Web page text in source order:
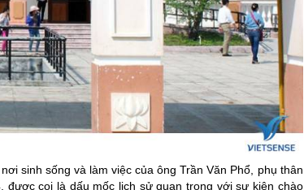
sinh sống và làm việc của ông Trần Văn Phổ, phụ thân
được coi là dấu mốc lịch sử quan trọng với sự kiện chào